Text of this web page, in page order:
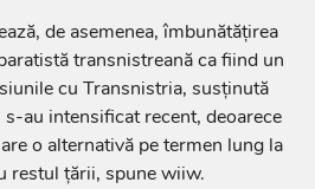
de asemenea, îmbunătățirea
transnistreană ca fiind un
cu Transnistria, susținută
s-au intensificat recent, deoarece
o alternativă pe termen lung la
restul țării, spune wiiw.